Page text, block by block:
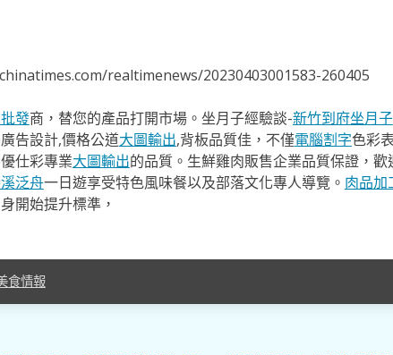
realtimenews/20230403001583-260405
發商，替您的產品打開市場。坐月子經驗談-新竹到府坐月子
告設計,價格公道大圖輸出,背板品質佳，不僅電腦割字色彩
仕彩專業大圖輸出的品質。生鮮雞肉販售企業品質保證，歡
泛舟一日遊享受特色風味餐以及部落文化專人導覽。 肉品加
開始提升標準，
食情報